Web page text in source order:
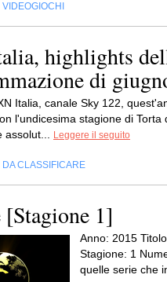
VIDEOGIOCHI
highlights
di
Italia, canale Sky 122,
l'undicesima stagione di Torta
assolut...
Leggere il seguito
DA CLASSIFICARE
1]
Anno: 2015
Stagione: 1
quelle serie che